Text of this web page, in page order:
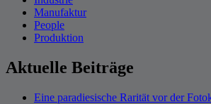
Manufaktur
People
Produktion
Aktuelle Beiträge
Eine paradiesische Rarität vor der